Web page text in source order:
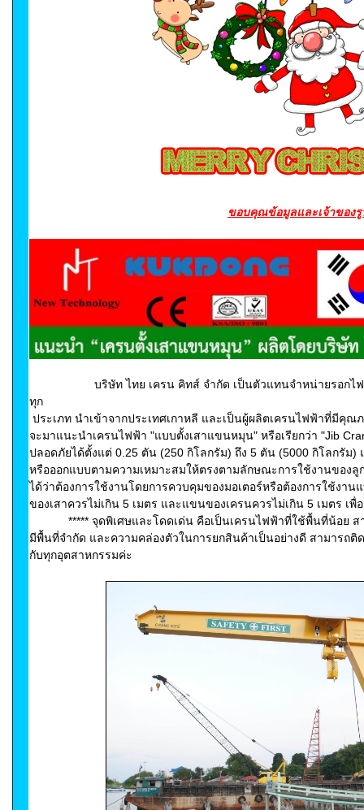
ขอบคุณข้อมูลและเจ้าของ
บริษัท ไทย เครน คิทส์ จำกัด เป็นตัวแทนจำหน่ายรอกไ
ทุก
ประเภท นำเข้าจากประเทศเกาหลี และเป็นผู้ผลิตเครนไฟฟ้าที่มีคุณ
จะมาแนะนำเครนไฟฟ้า "แบบตั้งเสาแขนหมุน" หรือเรียกว่า "Jib
ปลอดภัยได้ตั้งแต่ 0.25 ตัน (250 กิโลกรัม) ถึง 5 ตัน (5000 กิโลกรัม
หรือออกแบบตามความเหมาะสมให้ตรงตามลักษณะการใช้งานของ
ได้ว่าต้องการใช้งานโดยการควบคุมของมอเตอร์หรือต้องการใช้งา
ของเสาควรไม่เกิน 5 เมตร และแขนของเครนควรไม่เกิน 5 เมตร เ
***** จุดพิเศษและโดดเด่น คือเป็นเครนไฟฟ้าที่ใช้พื้นที่น้อย สา
มีพื้นที่จำกัด และความคล่องตัวในการยกสินค้าเป็นอย่างดี สามารถติ
กับทุกอุตสาหกรรมค่ะ